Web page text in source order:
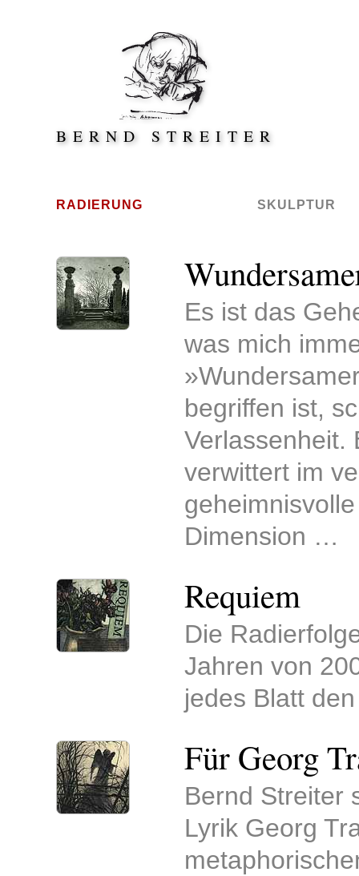
BERND STREITER
RADIERUNG SKULPTUR
Radierung
Es ist das
was mich
begriffen ist,
Verlassenheit.
verwittert im
Dimension …
Requiem
Die
Jahren von
jedes Blatt
Für Georg
Bernd Streiter
Lyrik Georg